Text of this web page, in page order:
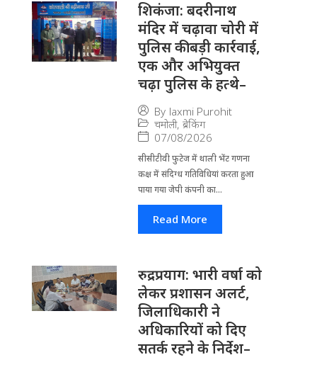
​शिकंजा: बदरीनाथ
मंदिर में चढ़ावा चोरी में
पुलिस की बड़ी कार्रवाई,
एक और अभियुक्त
चढ़ा पुलिस के हत्थे–
By laxmi Purohit
चमोली, ब्रेकिंग
07/08/2026
सीसीटीवी फुटेज में थाली भेंट गणना
कक्ष में संदिग्ध गतिविधियां करता हुआ
पाया गया जेपी कंपनी का...
Read More
रुद्रप्रयाग: भारी वर्षा को
लेकर प्रशासन अलर्ट,
जिलाधिकारी ने
अधिकारियों को दिए
सतर्क रहने के निर्देश–